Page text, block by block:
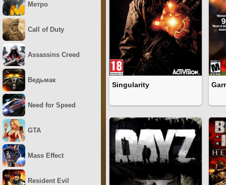
Singularity
Метро
Call of Duty
Assassins Creed
Ведьмак
Need for Speed
GTA
Mass Effect
Resident Evil